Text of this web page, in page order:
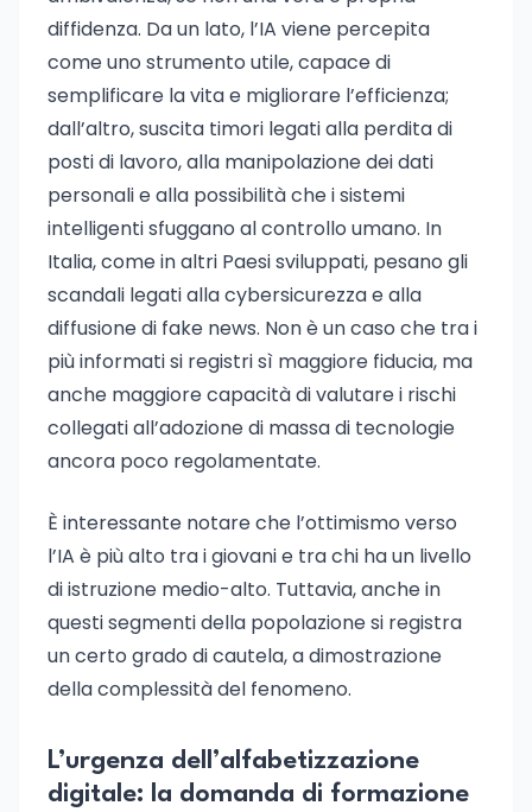
diffidenza. Da un lato, l’IA viene percepita
come uno strumento utile, capace di
semplificare la vita e migliorare l’efficienza;
dall’altro, suscita timori legati alla perdita di
posti di lavoro, alla manipolazione dei dati
personali e alla possibilità che i sistemi
intelligenti sfuggano al controllo umano. In
Italia, come in altri Paesi sviluppati, pesano gli
scandali legati alla cybersicurezza e alla
diffusione di fake news. Non è un caso che tra i
più informati si registri sì maggiore fiducia, ma
anche maggiore capacità di valutare i rischi
collegati all’adozione di massa di tecnologie
ancora poco regolamentate.
È interessante notare che l’ottimismo verso
l’IA è più alto tra i giovani e tra chi ha un livello
di istruzione medio-alto. Tuttavia, anche in
questi segmenti della popolazione si registra
un certo grado di cautela, a dimostrazione
della complessità del fenomeno.
L’urgenza dell’alfabetizzazione
digitale: la domanda di formazione